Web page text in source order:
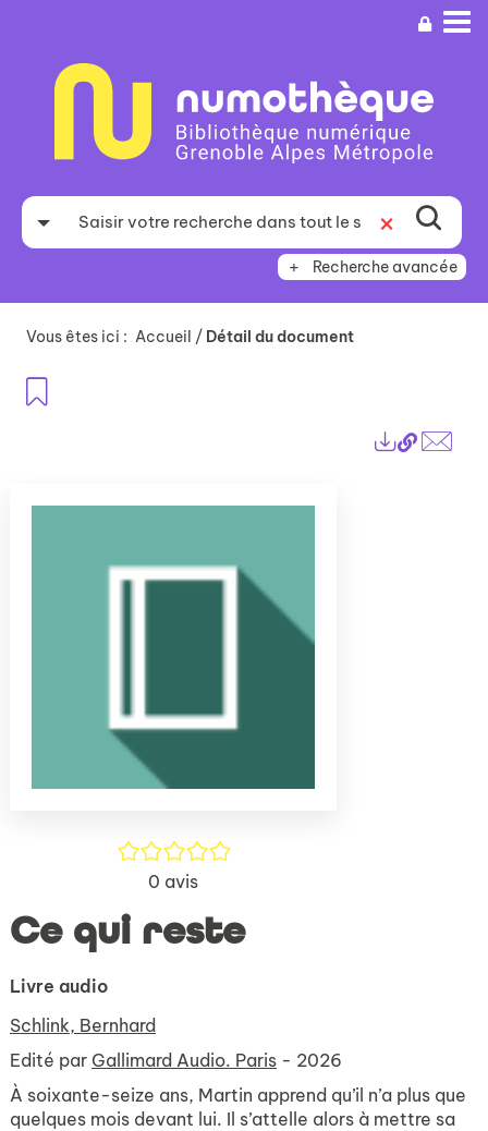
recherche
Recherche avancée
Vous êtes ici : Accueil / Détail du document
Lien
/5
0 avis
Ce qui reste
Livre audio
Schlink, Bernhard
Edité par Gallimard Audio. Paris - 2026
À soixante-seize ans, Martin apprend qu’il n’a plus que
quelques mois devant lui. Il s’attelle alors à mettre sa